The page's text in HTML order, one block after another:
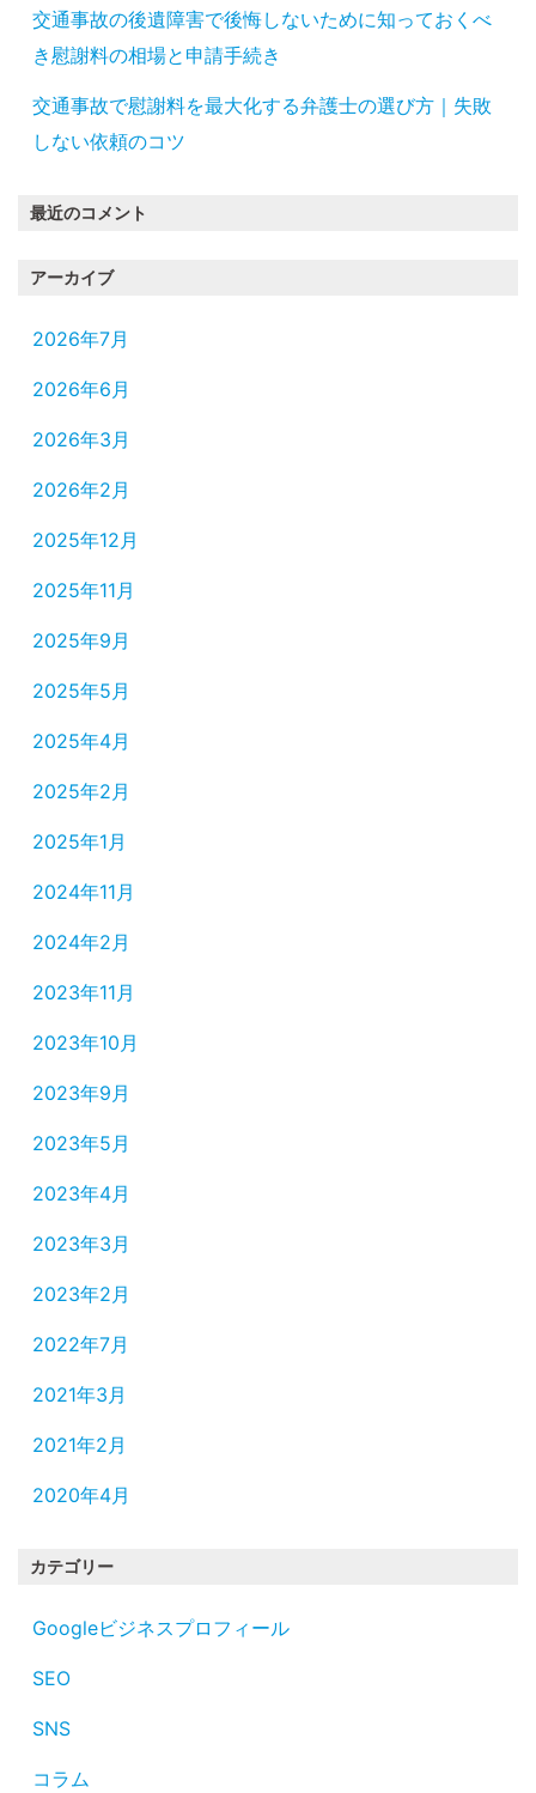
交通事故の後遺障害で後悔しないために知っておくべ
き慰謝料の相場と申請手続き
交通事故で慰謝料を最大化する弁護士の選び方｜失敗
しない依頼のコツ
最近のコメント
アーカイブ
2026年7月
2026年6月
2026年3月
2026年2月
2025年12月
2025年11月
2025年9月
2025年5月
2025年4月
2025年2月
2025年1月
2024年11月
2024年2月
2023年11月
2023年10月
2023年9月
2023年5月
2023年4月
2023年3月
2023年2月
2022年7月
2021年3月
2021年2月
2020年4月
カテゴリー
Googleビジネスプロフィール
SEO
SNS
コラム